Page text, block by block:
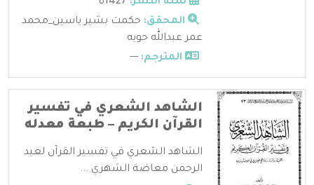
المحقق: حكمت بشير ياسين_محمد
عمر عبدالله حويه
المترجم: ---
الشاهد الشعري في تفسير
القرآن الكريم – طبعة معدله
الشاهد الشعري في تفسير القرآن لعبد
الرحمن معاضة الشهري ...